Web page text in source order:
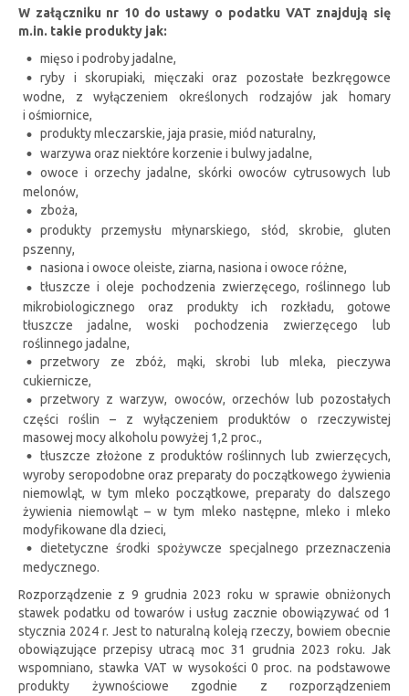
W załączniku nr 10 do ustawy o podatku VAT znajdują się
m.in. takie produkty jak:
mięso i podroby jadalne,
ryby i skorupiaki, mięczaki oraz pozostałe bezkręgowce
wodne, z wyłączeniem określonych rodzajów jak homary
i ośmiornice,
produkty mleczarskie, jaja prasie, miód naturalny,
warzywa oraz niektóre korzenie i bulwy jadalne,
owoce i orzechy jadalne, skórki owoców cytrusowych lub
melonów,
zboża,
produkty przemysłu młynarskiego, słód, skrobie, gluten
pszenny,
nasiona i owoce oleiste, ziarna, nasiona i owoce różne,
tłuszcze i oleje pochodzenia zwierzęcego, roślinnego lub
mikrobiologicznego oraz produkty ich rozkładu, gotowe
tłuszcze jadalne, woski pochodzenia zwierzęcego lub
roślinnego jadalne,
przetwory ze zbóż, mąki, skrobi lub mleka, pieczywa
cukiernicze,
przetwory z warzyw, owoców, orzechów lub pozostałych
części roślin – z wyłączeniem produktów o rzeczywistej
masowej mocy alkoholu powyżej 1,2 proc.,
tłuszcze złożone z produktów roślinnych lub zwierzęcych,
wyroby seropodobne oraz preparaty do początkowego żywienia
niemowląt, w tym mleko początkowe, preparaty do dalszego
żywienia niemowląt – w tym mleko następne, mleko i mleko
modyfikowane dla dzieci,
dietetyczne środki spożywcze specjalnego przeznaczenia
medycznego.
Rozporządzenie z 9 grudnia 2023 roku w sprawie obniżonych
stawek podatku od towarów i usług zacznie obowiązywać od 1
stycznia 2024 r. Jest to naturalną koleją rzeczy, bowiem obecnie
obowiązujące przepisy utracą moc 31 grudnia 2023 roku. Jak
wspomniano, stawka VAT w wysokości 0 proc. na podstawowe
produkty żywnościowe zgodnie z rozporządzeniem